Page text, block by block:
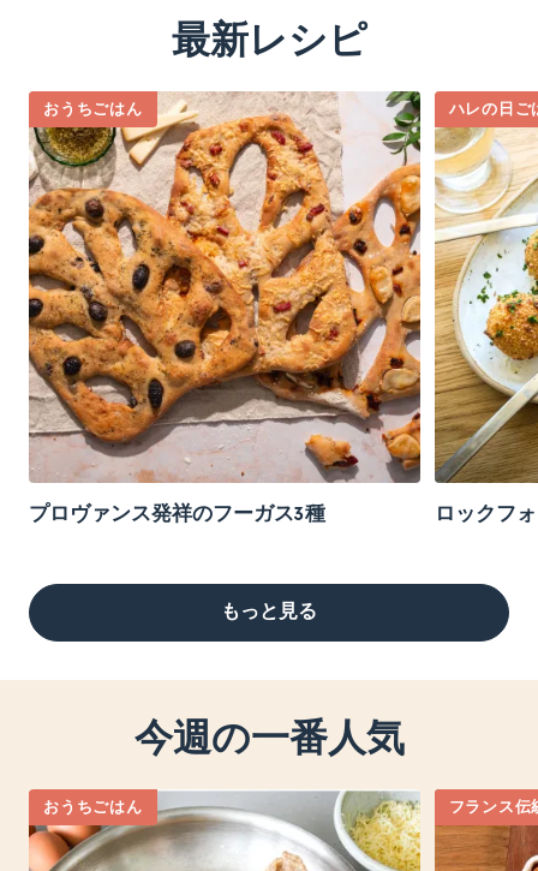
最新レシピ
おうちごはん
プロヴァンス発祥のフーガス3種
ハレの日ご
ロックフ
もっと見る
今週の一番人気
おうちごはん フランス伝